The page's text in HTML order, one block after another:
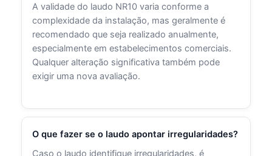
A validade do laudo NR10 varia conforme a
complexidade da instalação, mas geralmente é
recomendado que seja realizado anualmente,
especialmente em estabelecimentos comerciais.
Qualquer alteração significativa também pode
exigir uma nova avaliação.
O que fazer se o laudo apontar irregularidades?
Caso o laudo identifique irregularidades, é